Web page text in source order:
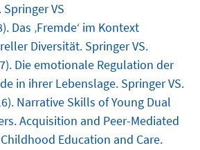
VS
Das ‚Fremde‘ im Kontext
Diversität. Springer VS.
Die emotionale Regulation der
in ihrer Lebenslage. Springer VS.
Narrative Skills of Young Dual
Acquisition and Peer-Mediated
Education and Care.